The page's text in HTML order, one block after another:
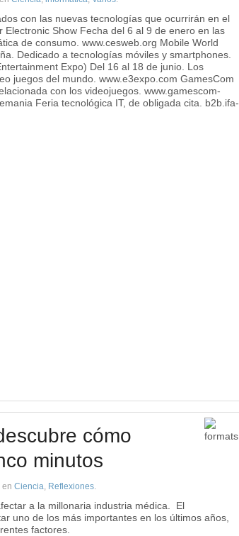
con las nuevas tecnologías que ocurrirán en el
Show Fecha del 6 al 9 de enero en las
de consumo. www.cesweb.org Mobile World
Dedicado a tecnologías móviles y smartphones.
Expo) Del 16 al 18 de junio. Los
juegos del mundo. www.e3expo.com GamesCom
con los videojuegos. www.gamescom-
Feria tecnológica IT, de obligada cita. b2b.ifa-
cómo
minutos
en Ciencia, Reflexiones.
a la millonaria industria médica. El
uno de los más importantes en los últimos años,
factores.